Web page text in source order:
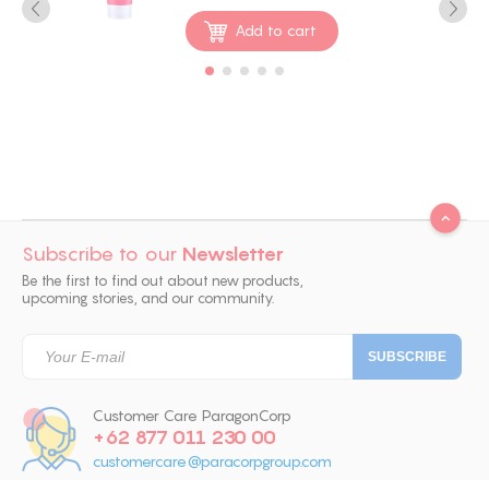
Add to cart
Subscribe to our Newsletter
Be the first to find out about new products,
upcoming stories, and our community.
Customer Care ParagonCorp
+62 877 011 230 00
customercare@paracorpgroup.com